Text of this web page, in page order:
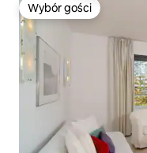
Wybór gości
Wybór gości